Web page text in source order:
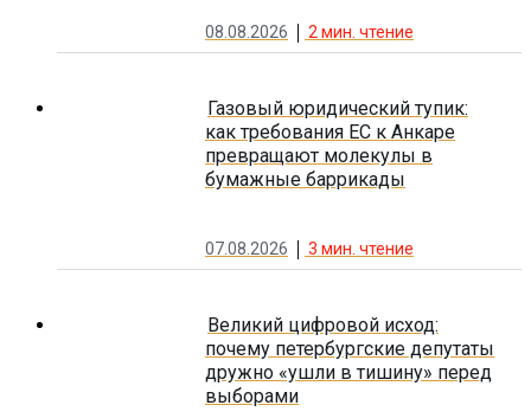
08.08.2026 2 мин. чтение
Газовый юридический тупик:
как требования ЕС к Анкаре
превращают молекулы в
бумажные баррикады
07.08.2026 3 мин. чтение
Великий цифровой исход:
почему петербургские депутаты
дружно «ушли в тишину» перед
выборами